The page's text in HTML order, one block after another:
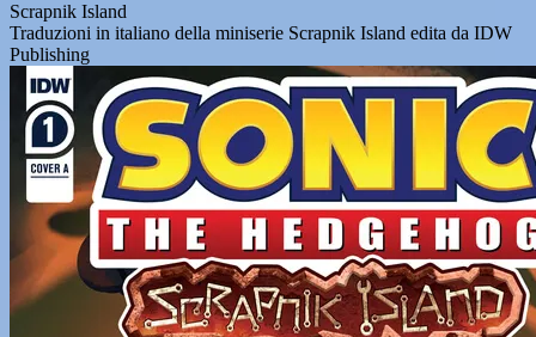
Scrapnik Island
Traduzioni in italiano della miniserie Scrapnik Island edita da IDW
Publishing